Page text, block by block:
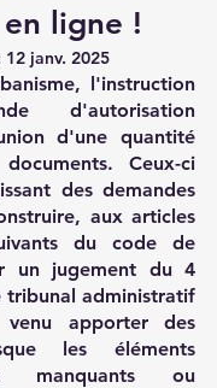
ligne !
12 janv. 2025
l'instruction
d'autorisation
d'une quantité
Ceux-ci
des demandes
aux articles
du code de
un jugement du 4
tribunal administratif
apporter des
les éléments
manquants ou